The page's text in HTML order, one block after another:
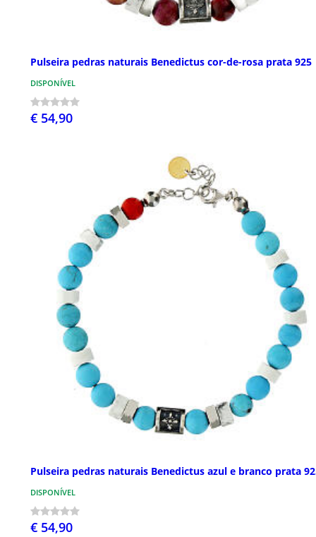
Pulseira pedras naturais Benedictus cor-de-rosa prata 925
DISPONÍVEL
€ 54,90
Pulseira pedras naturais Benedictus azul e branco prata
DISPONÍVEL
€ 54,90